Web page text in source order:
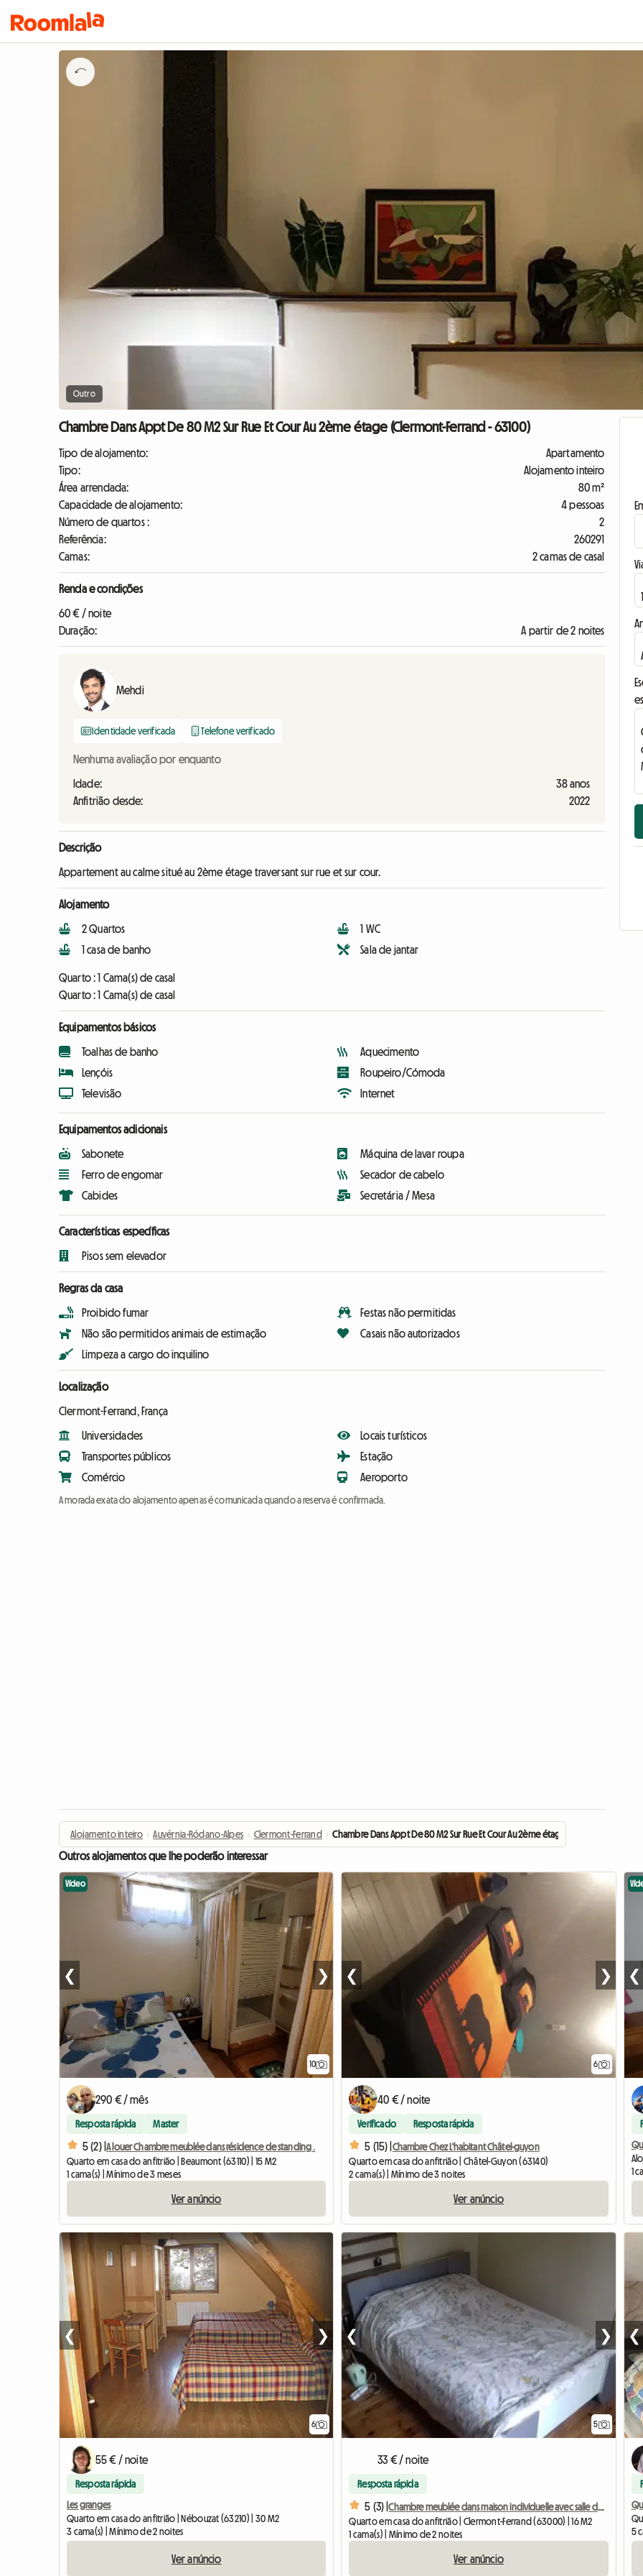
Outro
Chambre Dans Appt De 80 M2 Sur Rue Et Cour Au 2ème étage (Clermont-Ferrand - 63100)
Tipo de alojamento:
Apartamento
Tipo:
Alojamento inteiro
Área arrendada:
80 m²
Capacidade de alojamento:
4 pessoas
Número de quartos :
2
Referência:
260291
Camas:
2 camas de casal
Renda e condições
60 € / noite
Duração:
A partir de 2 noites
Mehdi
Identidade verificada Telefone verificado
Nenhuma avaliação por enquanto
Idade:
38 anos
Anfitrião desde:
2022
Descrição
Appartement au calme situé au 2ème étage traversant sur rue et sur cour.
Alojamento
2 Quartos
1 casa de banho
1 WC
Sala de jantar
Quarto :1 Cama(s) de casal
Quarto :1 Cama(s) de casal
Equipamentos básicos
Toalhas de banho
Lençóis
Televisão
Aquecimento
Roupeiro/Cómoda
Internet
Equipamentos adicionais
Sabonete
Ferro de engomar
Cabides
Máquina de lavar roupa
Secador de cabelo
Secretária / Mesa
Características específicas
Pisos sem elevador
Regras da casa
Proibido fumar
Não são permitidos animais de estimação
Limpeza a cargo do inquilino
Festas não permitidas
Casais não autorizados
Localização
Clermont-Ferrand, França
Universidades
Transportes públicos
Comércio
Locais turísticos
Estação
Aeroporto
A morada exata do alojamento apenas é comunicada quando a reserva é confirmada.
Alojamento inteiro › Auvérnia-Ródano-Alpes › Clermont-Ferrand › Chambre Dans Appt De 80 M2 Sur Rue Et Cour Au 2ème étage
Outros alojamentos que lhe poderão interessar
10
Vídeo
❮ ❯
290 € / mês
Resposta rápida Master
5 (2) |A louer Chambre meublée dans résidence de standing .
Quarto em casa do anfitrião | Beaumont (63110) | 15 M2
1 cama(s) | Mínimo de 3 meses
Ver anúncio
6
❮ ❯
40 € / noite
Verificado Resposta rápida
5 (15) | Chambre Chez L'habitant Châtel-guyon
Quarto em casa do anfitrião | Châtel-Guyon (63140)
2 cama(s) | Mínimo de 3 noites
Ver anúncio
❮
1
6
❮ ❯
55 € / noite
Resposta rápida
Les granges
Quarto em casa do anfitrião | Nébouzat (63210) | 30 M2
3 cama(s) | Mínimo de 2 noites
Ver anúncio
5
❮ ❯
33 € / noite
Resposta rápida
5 (3) |
Chambre meublée dans maison individuelle avec salle de bain
Quarto em casa do anfitrião | Clermont-Ferrand (63000) | 16 M2
1 cama(s) | Mínimo de 2 noites
Ver anúncio
❮
5